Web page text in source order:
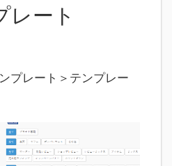
レート
プレート＞テンプレー